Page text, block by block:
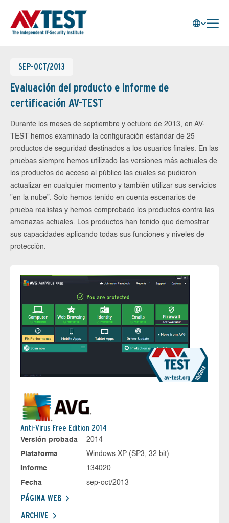
SEP-OCT/2013
Evaluación del producto e informe de
certificación AV-TEST
Durante los meses de septiembre y octubre de 2013, en AV-
TEST hemos examinado la configuración estándar de 25
productos de seguridad destinados a los usuarios finales. En las
pruebas siempre hemos utilizado las versiones más actuales de
los productos de acceso al público las cuales se pudieron
actualizar en cualquier momento y también utilizar sus servicios
"en la nube”. Solo hemos tenido en cuenta escenarios de
prueba realistas y hemos comprobado los productos contra las
amenazas actuales. Los productos han tenido que demostrar
sus capacidades aplicando todas sus funciones y niveles de
protección.
Anti-Virus Free Edition 2014
Versión probada
2014
Plataforma
Windows XP (SP3, 32 bit)
Informe
134020
Fecha
sep-oct/2013
PÁGINA WEB
ARCHIVE